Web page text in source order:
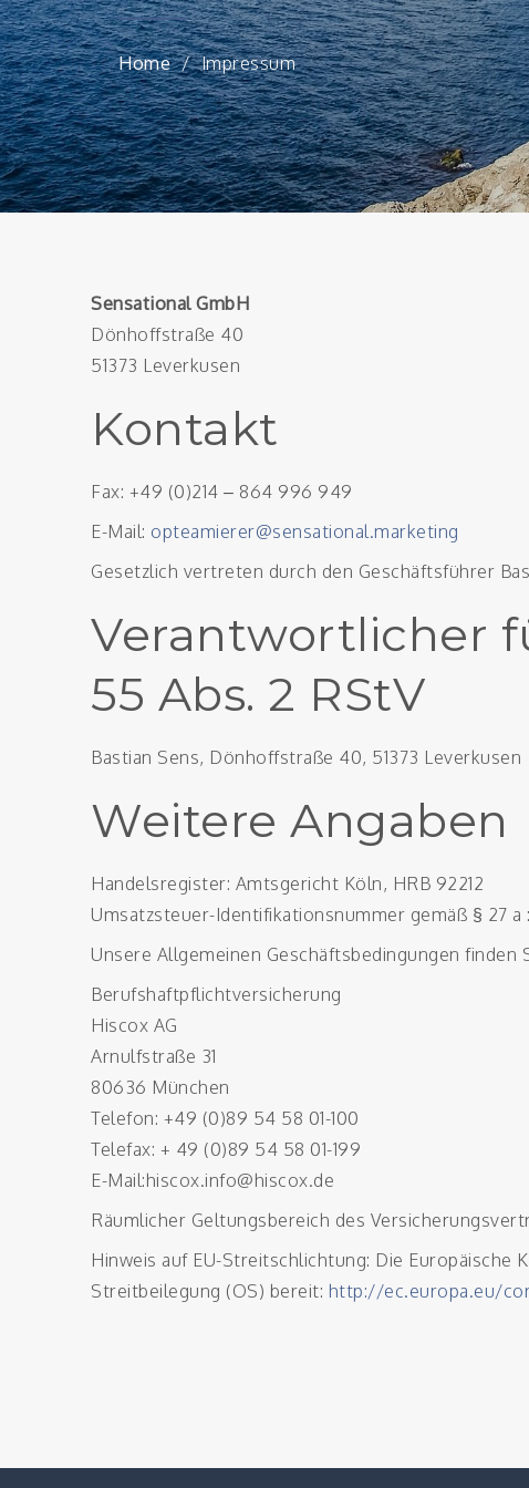
Home Impressum
Sensational GmbH
Dönhoffstraße 40
51373 Leverkusen
Kontakt
Fax: +49 (0)214 – 864 996 949
E-Mail: opteamierer@sensational.marketing
Gesetzlich vertreten durch den Geschäftsführer
Verantwortlicher
55 Abs. 2 RStV
Bastian Sens, Dönhoffstraße 40, 51373 Leverkusen
Weitere Angaben
Handelsregister: Amtsgericht Köln, HRB 92212
Umsatzsteuer-Identifikationsnummer gemäß § 27 a
Unsere Allgemeinen Geschäftsbedingungen finden
Berufshaftpflichtversicherung
Hiscox AG
Arnulfstraße 31
80636 München
Telefon: +49 (0)89 54 58 01-100
Telefax: + 49 (0)89 54 58 01-199
E-Mail:hiscox.info@hiscox.de
Räumlicher Geltungsbereich des
Hinweis auf EU-Streitschlichtung: Die
Streitbeilegung (OS) bereit: http://ec.europa.eu/